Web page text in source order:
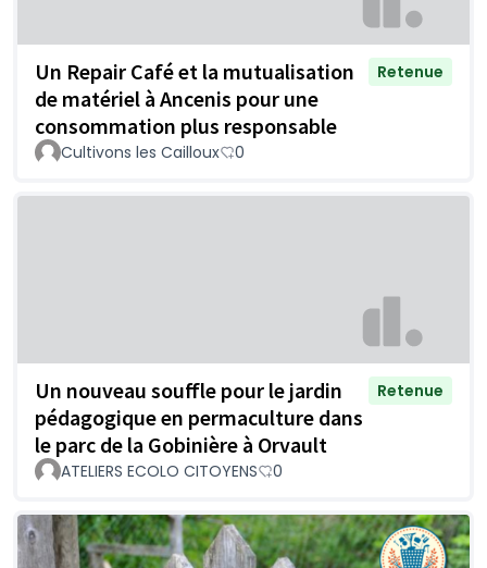
Un Repair Café et la mutualisation
de matériel à Ancenis pour une
consommation plus responsable
Retenue
Cultivons les Cailloux 0
Un nouveau souffle pour le jardin
pédagogique en permaculture dans
le parc de la Gobinière à Orvault
Retenue
ATELIERS ECOLO CITOYENS 0